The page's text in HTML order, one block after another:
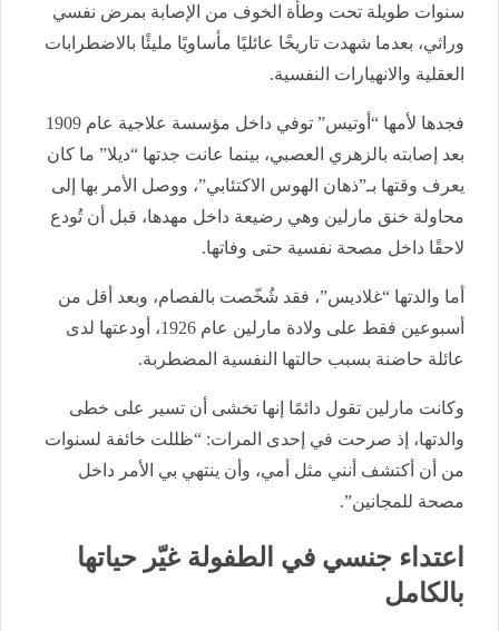
سنوات طويلة تحت وطأة الخوف من الإصابة بمرض نفسي
وراثي، بعدما شهدت تاريخًا عائليًا مأساويًا مليئًا بالاضطرابات
العقلية والانهيارات النفسية.
فجدها لأمها “أوتيس” توفي داخل مؤسسة علاجية عام 1909
بعد إصابته بالزهري العصبي، بينما عانت جدتها “ديلا” ما كان
يعرف وقتها بـ”ذهان الهوس الاكتئابي”، ووصل الأمر بها إلى
محاولة خنق مارلين وهي رضيعة داخل مهدها، قبل أن تُودع
لاحقًا داخل مصحة نفسية حتى وفاتها.
أما والدتها “غلاديس”، فقد شُخّصت بالفصام، وبعد أقل من
أسبوعين فقط على ولادة مارلين عام 1926، أودعتها لدى
عائلة حاضنة بسبب حالتها النفسية المضطربة.
وكانت مارلين تقول دائمًا إنها تخشى أن تسير على خطى
والدتها، إذ صرحت في إحدى المرات: “ظللت خائفة لسنوات
من أن أكتشف أنني مثل أمي، وأن ينتهي بي الأمر داخل
مصحة للمجانين”.
اعتداء جنسي في الطفولة غيّر حياتها
بالكامل